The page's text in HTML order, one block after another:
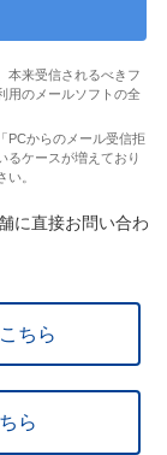
本来受信されるべきフ
用のメールソフトの全
PCからのメール受信拒
るケースが増えており
。
に直接お問い合わ
ちら
ら